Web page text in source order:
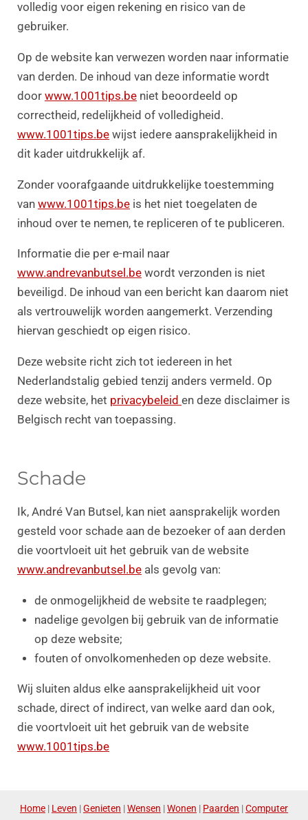
volledig voor eigen rekening en risico van de
gebruiker.
Op de website kan verwezen worden naar informatie
van derden. De inhoud van deze informatie wordt
door www.1001tips.be niet beoordeeld op
correctheid, redelijkheid of volledigheid.
www.1001tips.be wijst iedere aansprakelijkheid in
dit kader uitdrukkelijk af.
Zonder voorafgaande uitdrukkelijke toestemming
van www.1001tips.be is het niet toegelaten de
inhoud over te nemen, te repliceren of te publiceren.
Informatie die per e-mail naar
www.andrevanbutsel.be wordt verzonden is niet
beveiligd. De inhoud van een bericht kan daarom niet
als vertrouwelijk worden aangemerkt. Verzending
hiervan geschiedt op eigen risico.
Deze website richt zich tot iedereen in het
Nederlandstalig gebied tenzij anders vermeld. Op
deze website, het privacybeleid en deze disclaimer is
Belgisch recht van toepassing.
Schade
Ik, André Van Butsel, kan niet aansprakelijk worden
gesteld voor schade aan de bezoeker of aan derden
die voortvloeit uit het gebruik van de website
www.andrevanbutsel.be als gevolg van:
de onmogelijkheid de website te raadplegen;
nadelige gevolgen bij gebruik van de informatie
op deze website;
fouten of onvolkomenheden op deze website.
Wij sluiten aldus elke aansprakelijkheid uit voor
schade, direct of indirect, van welke aard dan ook,
die voortvloeit uit het gebruik van de website
www.1001tips.be
Home | Leven |Genieten |Wensen |Wonen | Paarden |Computer